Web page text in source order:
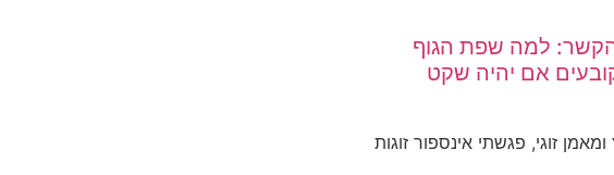
למה שפת הגוף
אם יהיה שקט
ומאמן זוגי, פגשתי אינספור זוגות